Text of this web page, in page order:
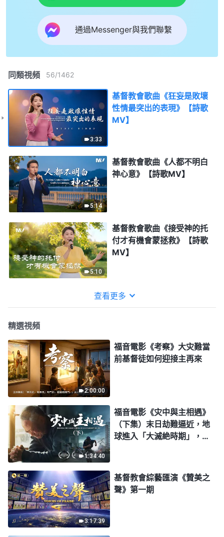
通過Messenger與我們聯繫
同類視頻 56/1462
3:33
基督教會歌曲《狂妄是敗壞
性情最突出的表現》【詩歌
MV】
5:14
基督教會歌曲《人都不明白
神心意》【詩歌MV】
5:10
基督教會歌曲《接受神的托
付才有機會蒙拯救》【詩歌
MV】
查看更多
精選視頻
2:00:00
福音電影《考察》大灾難當
前基督徒如何迎接主再來
1:34:40
福音電影《灾中與主相遇》
（下集）末日劫難逼近，地
球進入「大滅絶時期」，人
3:17:39
基督教會綜藝匯演《贊美之
聲》第一期